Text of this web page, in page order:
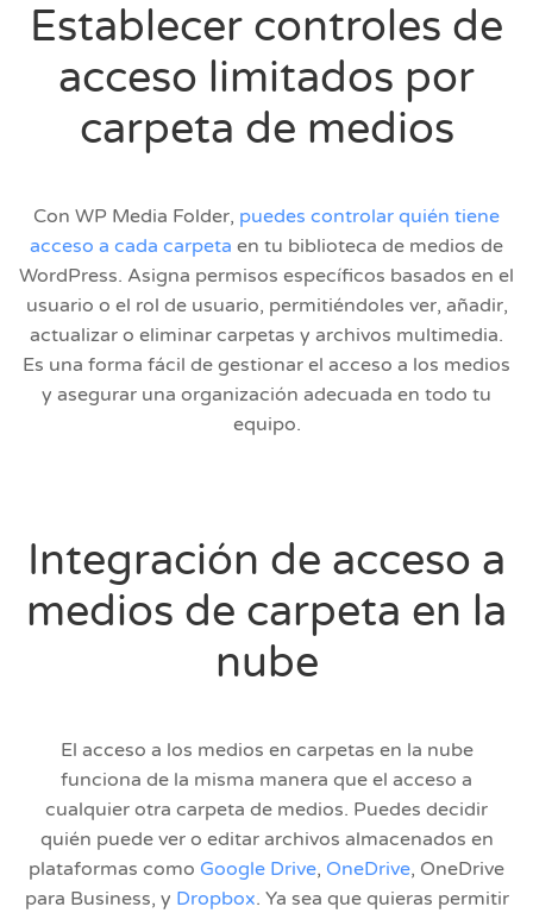
Establecer controles de
acceso limitados por
carpeta de medios
Con WP Media Folder, puedes controlar quién tiene
acceso a cada carpeta en tu biblioteca de medios de
WordPress. Asigna permisos específicos basados en el
usuario o el rol de usuario, permitiéndoles ver, añadir,
actualizar o eliminar carpetas y archivos multimedia.
Es una forma fácil de gestionar el acceso a los medios
y asegurar una organización adecuada en todo tu
equipo.
Integración de acceso a
medios de carpeta en la
nube
El acceso a los medios en carpetas en la nube
funciona de la misma manera que el acceso a
cualquier otra carpeta de medios. Puedes decidir
quién puede ver o editar archivos almacenados en
plataformas como Google Drive, OneDrive, OneDrive
para Business, y Dropbox. Ya sea que quieras permitir